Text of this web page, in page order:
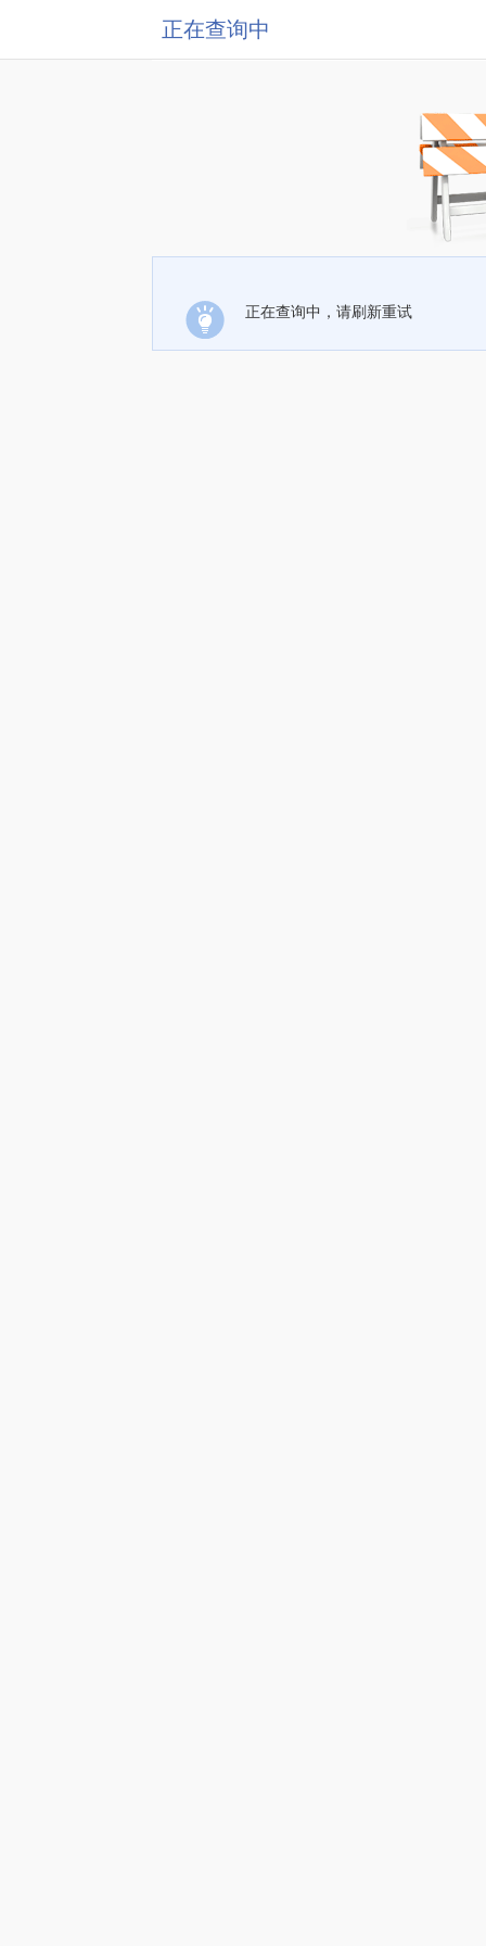
正在查询中
正在查询中，请刷新重试